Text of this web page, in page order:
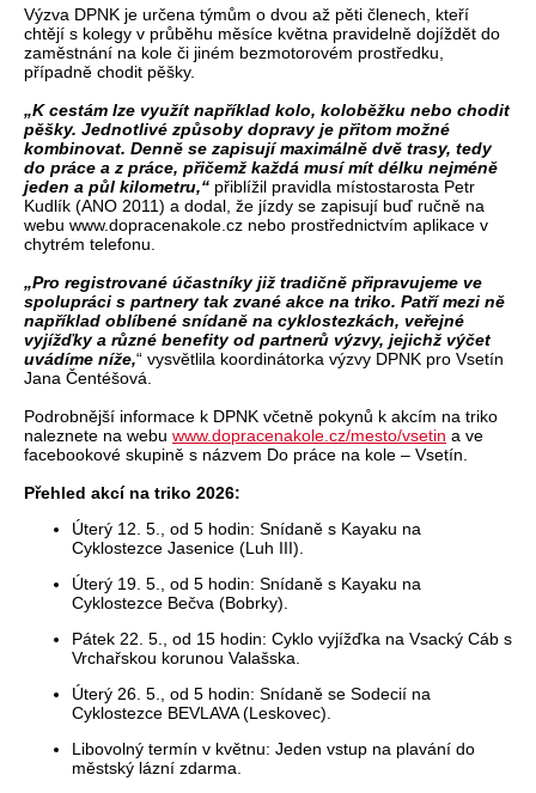
Výzva DPNK je určena týmům o dvou až pěti členech, kteří
chtějí s kolegy v průběhu měsíce května pravidelně dojíždět do
zaměstnání na kole či jiném bezmotorovém prostředku,
případně chodit pěšky.
„K cestám lze využít například kolo, koloběžku nebo chodit
pěšky. Jednotlivé způsoby dopravy je přitom možné
kombinovat. Denně se zapisují maximálně dvě trasy, tedy
do práce a z práce, přičemž každá musí mít délku nejméně
jeden a půl kilometru,“ přiblížil pravidla místostarosta Petr
Kudlík (ANO 2011) a dodal, že jízdy se zapisují buď ručně na
webu www.dopracenakole.cz nebo prostřednictvím aplikace v
chytrém telefonu.
„Pro registrované účastníky již tradičně připravujeme ve
spolupráci s partnery tak zvané akce na triko. Patří mezi ně
například oblíbené snídaně na cyklostezkách, veřejné
vyjížďky a různé benefity od partnerů výzvy, jejichž výčet
uvádíme níže,“ vysvětlila koordinátorka výzvy DPNK pro Vsetín
Jana Čentéšová.
Podrobnější informace k DPNK včetně pokynů k akcím na triko
naleznete na webu www.dopracenakole.cz/mesto/vsetin a ve
facebookové skupině s názvem Do práce na kole – Vsetín.
Přehled akcí na triko 2026:
Úterý 12. 5., od 5 hodin: Snídaně s Kayaku na
Cyklostezce Jasenice (Luh III).
Úterý 19. 5., od 5 hodin: Snídaně s Kayaku na
Cyklostezce Bečva (Bobrky).
Pátek 22. 5., od 15 hodin: Cyklo vyjížďka na Vsacký Cáb s
Vrchařskou korunou Valašska.
Úterý 26. 5., od 5 hodin: Snídaně se Sodecií na
Cyklostezce BEVLAVA (Leskovec).
Libovolný termín v květnu: Jeden vstup na plavání do
městský lázní zdarma.